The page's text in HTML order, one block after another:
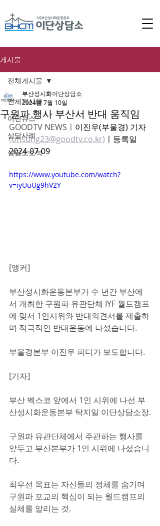
게시물
전체게시물
이단뉴스
상담사례
상담소소식
전체게시물
구원파 행사 부산서 반대 움직임
부산성시화이단상담소
2024년 7월 10일
GOODTV NEWSㅣ 이진우(부울경) 기자
(ohsung23@goodtv.co.kr) ㅣ등록일
2024-07-09
https://www.youtube.com/watch?
v=iyUuUg9hV2Y
[앵커]
부산성시화운동본부가 수 년간 부산에
서 개최한 구원파 유관단체 IYF 월드캠프
에 맞서 1인시위와 반대의견서를 제출하
며 적극적인 반대운동에 나섰습니다.
부울경본부 이진우 피디가 보도합니다.
[기자]
부산 벡스코 앞에서 1인 시위에 나선 부
산성시화운동본부 탁지일 이단상담소장.
구원파 유관단체에서 주관하는 행사를
앞두고 부산본부가 1인 시위에 나섰습니
다.
최우선 목표는 자신들의 정체를 숨기며
구원파 포교의 핵심이 되는 월드캠프의
실체를 알리는 것.